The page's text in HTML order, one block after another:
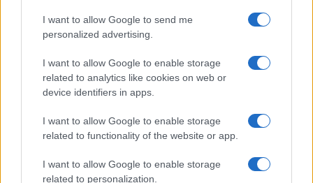
I want to allow Google to send me
personalized advertising.
I want to allow Google to enable storage
related to analytics like cookies on web or
device identifiers in apps.
I want to allow Google to enable storage
related to functionality of the website or app.
I want to allow Google to enable storage
related to personalization.